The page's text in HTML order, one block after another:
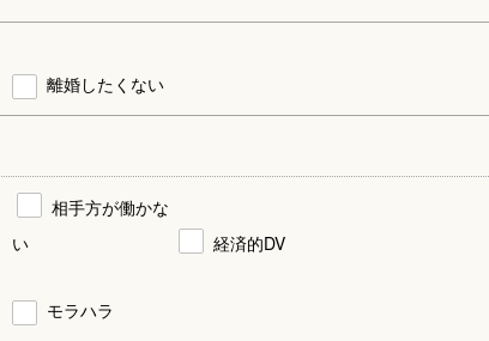
離婚したくない
相手方が働かな
い
経済的DV
モラハラ